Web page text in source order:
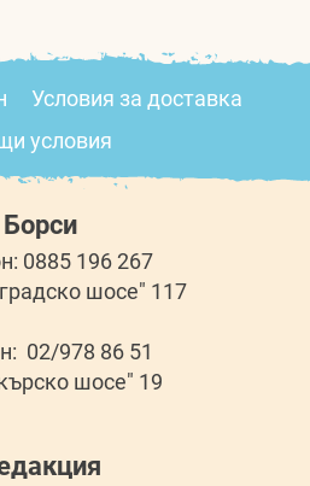
Условия за доставка
условия
Борси
0885 196 267
шосе" 117
02/978 86 51
шосе" 19